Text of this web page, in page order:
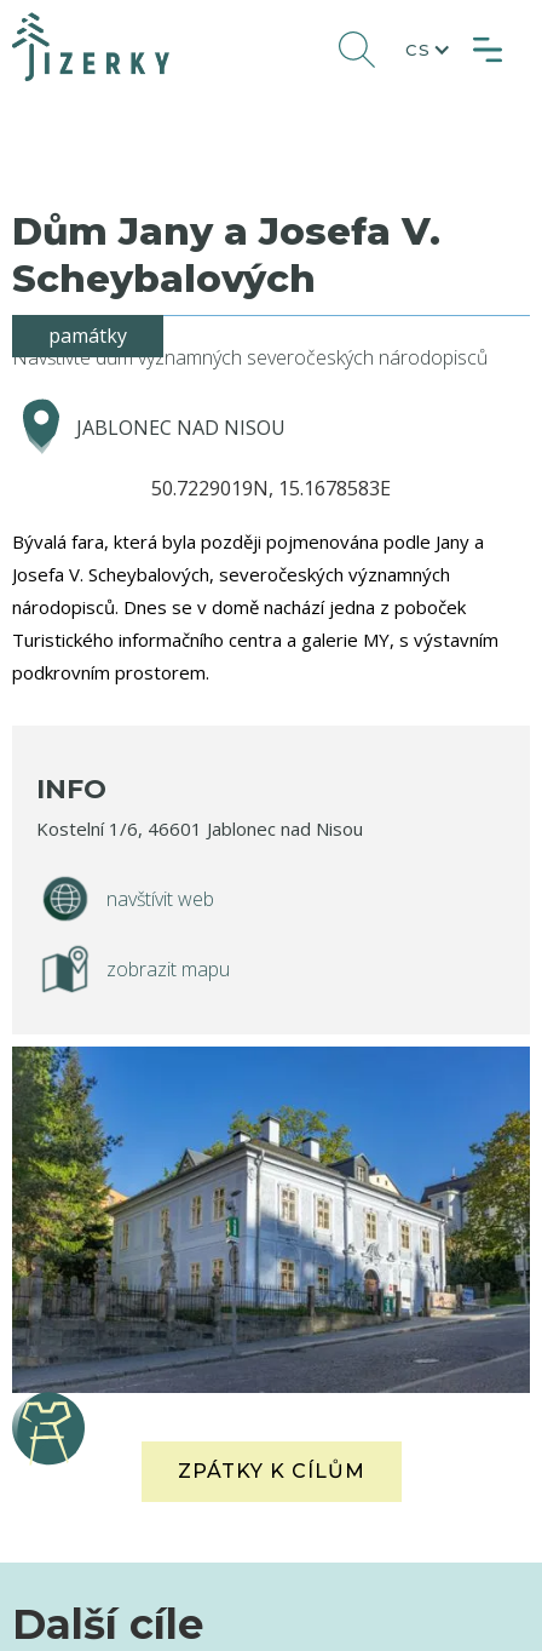
CS
Dům Jany a Josefa V.
Scheybalových
památky
Navštivte dům významných severočeských národopisců
JABLONEC NAD NISOU
50.7229019N, 15.1678583E
Bývalá fara, která byla později pojmenována podle Jany a
Josefa V. Scheybalových, severočeských významných
národopisců. Dnes se v domě nachází jedna z poboček
Turistického informačního centra a galerie MY, s výstavním
podkrovním prostorem.
INFO
Kostelní 1/6, 46601 Jablonec nad Nisou
navštívit web
zobrazit mapu
ZPÁTKY K CÍLŮM
Další cíle